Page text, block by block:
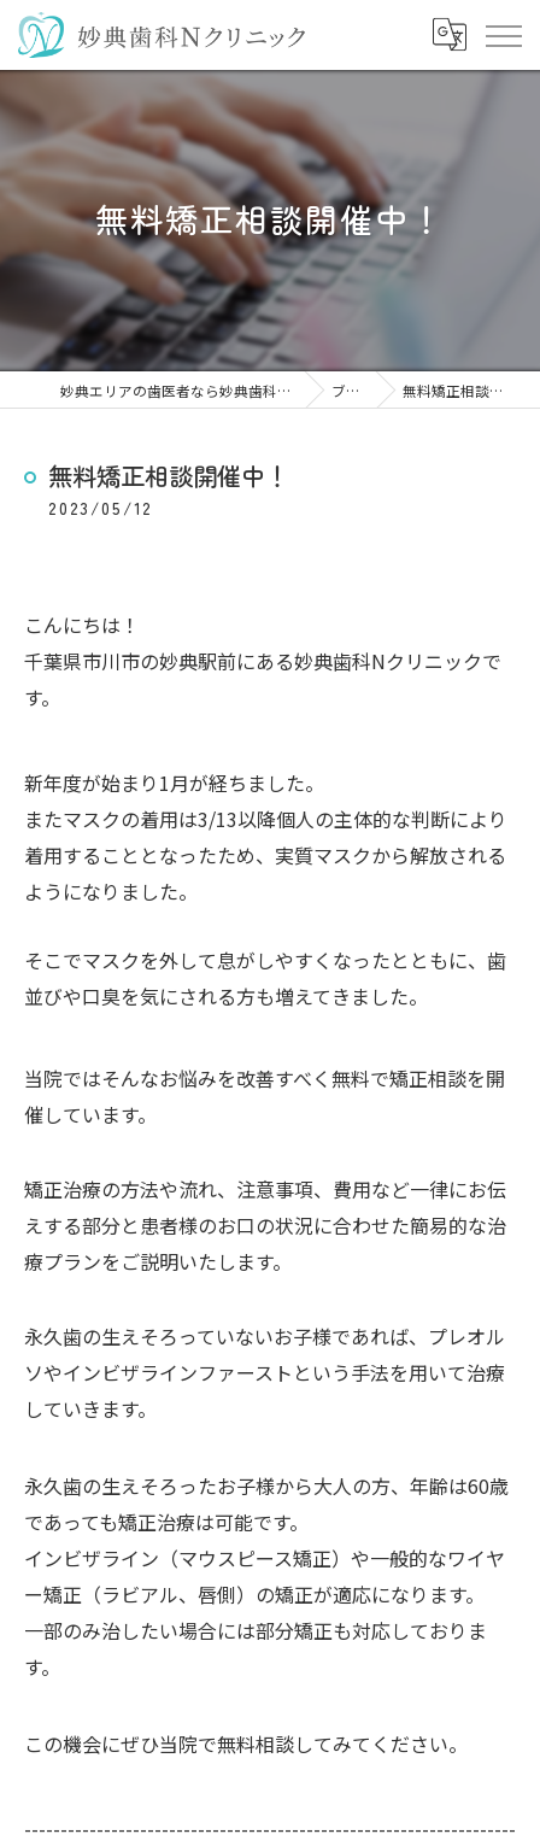
無料矯正相談開催中！
妙典エリアの歯医者なら妙典歯科Nクリニック ブログ 無料矯正相談開催中！
無料矯正相談開催中！
2023/05/12
こんにちは！
千葉県市川市の妙典駅前にある妙典歯科Nクリニックで
す。
新年度が始まり1月が経ちました。
またマスクの着用は3/13以降個人の主体的な判断により
着用することとなったため、実質マスクから解放される
ようになりました。
そこでマスクを外して息がしやすくなったとともに、歯
並びや口臭を気にされる方も増えてきました。
当院ではそんなお悩みを改善すべく無料で矯正相談を開
催しています。
矯正治療の方法や流れ、注意事項、費用など一律にお伝
えする部分と患者様のお口の状況に合わせた簡易的な治
療プランをご説明いたします。
永久歯の生えそろっていないお子様であれば、プレオル
ソやインビザラインファーストという手法を用いて治療
していきます。
永久歯の生えそろったお子様から大人の方、年齢は60歳
であっても矯正治療は可能です。
インビザライン（マウスピース矯正）や一般的なワイヤ
ー矯正（ラビアル、唇側）の矯正が適応になります。
一部のみ治したい場合には部分矯正も対応しておりま
す。
この機会にぜひ当院で無料相談してみてください。
--------------------------------------------------------------------